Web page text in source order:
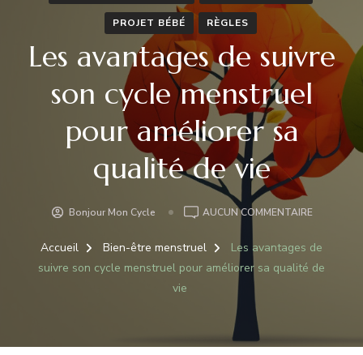
PROJET BÉBÉ RÈGLES
Les avantages de suivre
son cycle menstruel
pour améliorer sa
qualité de vie
Bonjour Mon Cycle AUCUN COMMENTAIRELES
DE
SUIVRE
Accueil Bien-être menstruel
Les avantages de
suivre son cycle menstruel pour améliorer sa qualité de
vie